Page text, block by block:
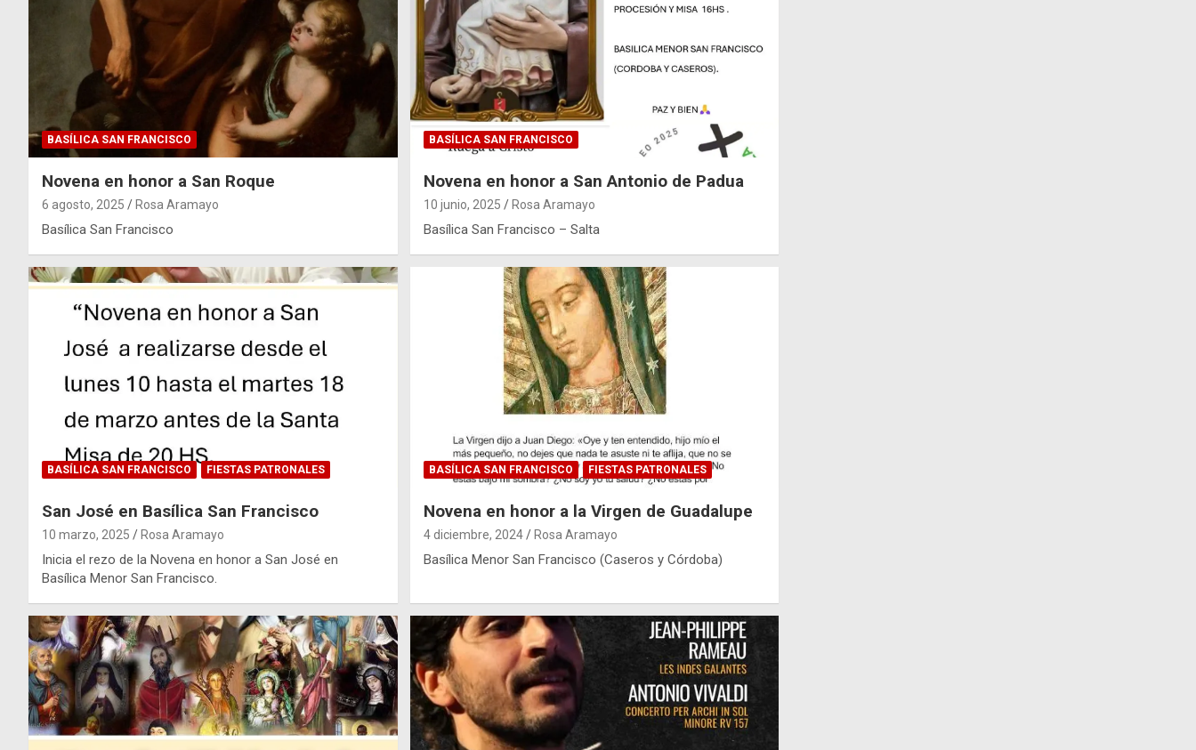
BASÍLICA SAN FRANCISCO
Novena en honor a San Roque
6 agosto, 2025 Rosa Aramayo
Basílica San Francisco
BASÍLICA SAN FRANCISCO
Novena en honor a San Antonio de Padua
10 junio, 2025 Rosa Aramayo
Basílica San Francisco – Salta
BASÍLICA SAN FRANCISCO FIESTAS PATRONALES
San José en Basílica San Francisco
10 marzo, 2025 Rosa Aramayo
Inicia el rezo de la Novena en honor a San José en
Basílica Menor San Francisco.
BASÍLICA SAN FRANCISCO FIESTAS PATRONALES
Novena en honor a la Virgen de Guadalupe
4 diciembre, 2024 Rosa Aramayo
Basílica Menor San Francisco (Caseros y Córdoba)